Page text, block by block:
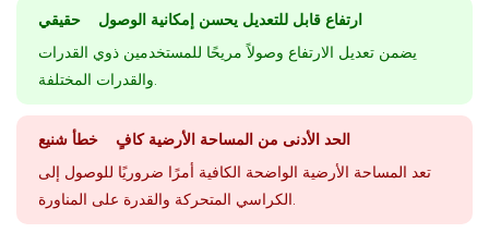
ارتفاع قابل للتعديل يحسن إمكانية الوصول حقيقي
يضمن تعديل الارتفاع وصولاً مريحًا للمستخدمين ذوي القدرات
والقدرات المختلفة.
الحد الأدنى من المساحة الأرضية كافٍ خطأ شنيع
تعد المساحة الأرضية الواضحة الكافية أمرًا ضروريًا للوصول إلى
الكراسي المتحركة والقدرة على المناورة.